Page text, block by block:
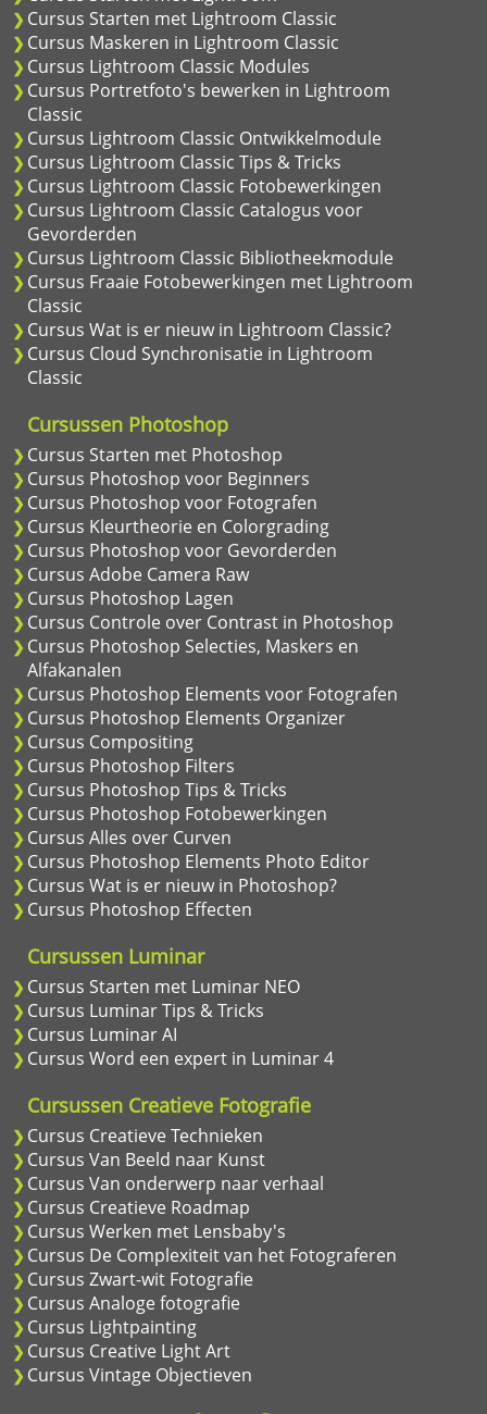
Cursus Starten met Lightroom Classic
Cursus Maskeren in Lightroom Classic
Cursus Lightroom Classic Modules
Cursus Portretfoto's bewerken in Lightroom
Classic
Cursus Lightroom Classic Ontwikkelmodule
Cursus Lightroom Classic Tips & Tricks
Cursus Lightroom Classic Fotobewerkingen
Cursus Lightroom Classic Catalogus voor
Gevorderden
Cursus Lightroom Classic Bibliotheekmodule
Cursus Fraaie Fotobewerkingen met Lightroom
Classic
Cursus Wat is er nieuw in Lightroom Classic?
Cursus Cloud Synchronisatie in Lightroom
Classic
Cursussen Photoshop
Cursus Starten met Photoshop
Cursus Photoshop voor Beginners
Cursus Photoshop voor Fotografen
Cursus Kleurtheorie en Colorgrading
Cursus Photoshop voor Gevorderden
Cursus Adobe Camera Raw
Cursus Photoshop Lagen
Cursus Controle over Contrast in Photoshop
Cursus Photoshop Selecties, Maskers en
Alfakanalen
Cursus Photoshop Elements voor Fotografen
Cursus Photoshop Elements Organizer
Cursus Compositing
Cursus Photoshop Filters
Cursus Photoshop Tips & Tricks
Cursus Photoshop Fotobewerkingen
Cursus Alles over Curven
Cursus Photoshop Elements Photo Editor
Cursus Wat is er nieuw in Photoshop?
Cursus Photoshop Effecten
Cursussen Luminar
Cursus Starten met Luminar NEO
Cursus Luminar Tips & Tricks
Cursus Luminar AI
Cursus Word een expert in Luminar 4
Cursussen Creatieve Fotografie
Cursus Creatieve Technieken
Cursus Van Beeld naar Kunst
Cursus Van onderwerp naar verhaal
Cursus Creatieve Roadmap
Cursus Werken met Lensbaby's
Cursus De Complexiteit van het Fotograferen
Cursus Zwart-wit Fotografie
Cursus Analoge fotografie
Cursus Lightpainting
Cursus Creative Light Art
Cursus Vintage Objectieven